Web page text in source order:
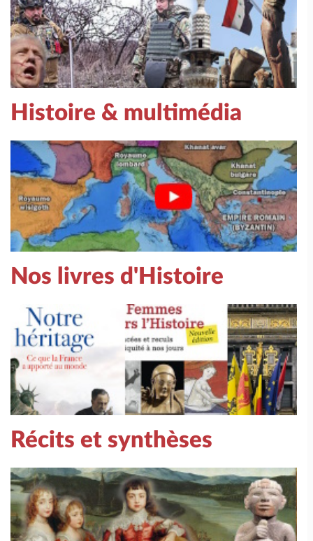
Histoire & multimédia
Nos livres d'Histoire
Récits et synthèses